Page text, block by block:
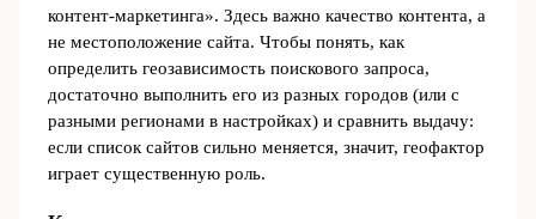
контент‑маркетинга». Здесь важно качество контента, а
не местоположение сайта. Чтобы понять, как
определить геозависимость поискового запроса,
достаточно выполнить его из разных городов (или с
разными регионами в настройках) и сравнить выдачу:
если список сайтов сильно меняется, значит, геофактор
играет существенную роль.